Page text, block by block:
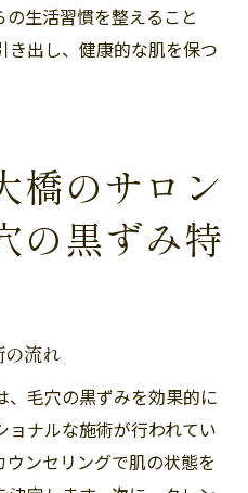
の生活習慣を整えること
き出し、健康的な肌を保つ
橋のサロン
の黒ずみ特
の流れ
毛穴の黒ずみを効果的に
ナルな施術が行われてい
ンセリングで肌の状態を